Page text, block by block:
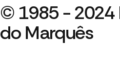
© 1985 - 2024
do Marquês